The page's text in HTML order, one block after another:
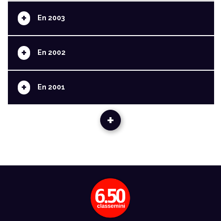
+ En 2003
+ En 2002
+ En 2001
+